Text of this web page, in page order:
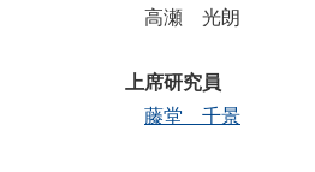
高瀬 光朗
上席研究員
藤堂 千景